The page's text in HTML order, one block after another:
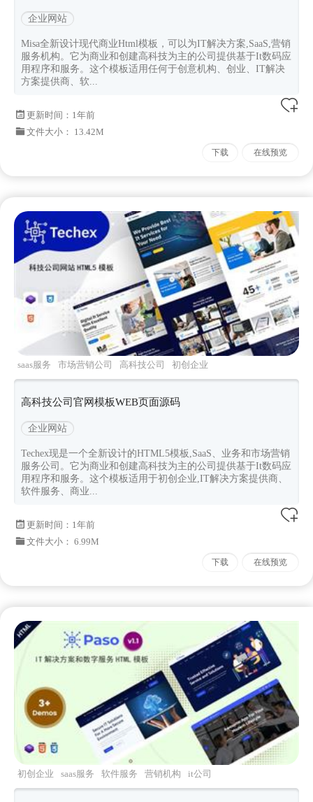
企业网站
Misa全新设计现代商业Html模板，可以为IT解决方案,SaaS,营销
服务机构。它为商业和创建高科技为主的公司提供基于It数码应
用程序和服务。这个模板适用任何于创意机构、创业、IT解决
方案提供商、软...
更新时间： 1年前
文件大小： 13.42M
下载 在线预览
saas服务 市场营销公司 高科技公司
初创企业
软件服务
高科技公司官网模板WEB页面源码
企业网站
Techex现是一个全新设计的HTML5模板,SaaS、业务和市场营销
服务公司。它为商业和创建高科技为主的公司提供基于It数码应
用程序和服务。这个模板适用于初创企业,IT解决方案提供商、
软件服务、商业...
更新时间： 1年前
文件大小： 6.99M
下载 在线预览
初创企业 saas服务 软件服务 营销机构 it公司